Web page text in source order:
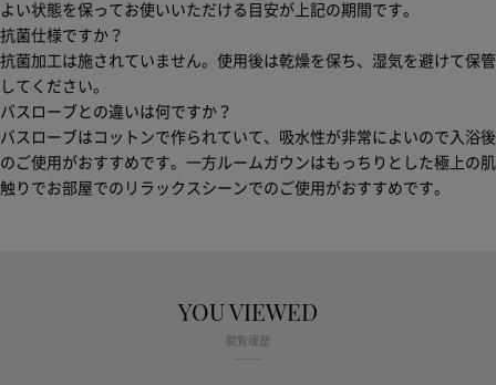
よい状態を保ってお使いいただける目安が上記の期間です。
抗菌仕様ですか？
抗菌加工は施されていません。使用後は乾燥を保ち、湿気を避けて保管
してください。
バスローブとの違いは何ですか？
バスローブはコットンで作られていて、吸水性が非常によいので入浴後
のご使用がおすすめです。一方ルームガウンはもっちりとした極上の肌
触りでお部屋でのリラックスシーンでのご使用がおすすめです。
YOU VIEWED
閲覧履歴